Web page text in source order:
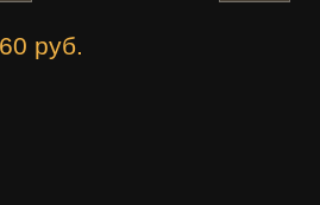
руб.